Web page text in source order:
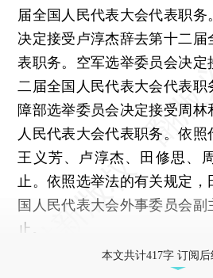
届全国人民代表大会代表职
决定接受卢淳杰辞去第十二
表职务。空军选举委员会决定
二届全国人民代表大会代表职
障部选举委员会决定接受周林
人民代表大会代表职务。依照
王义芳、卢淳杰、田修思、
止。依照选举法的有关规定
国人民代表大会外事委员会
止。
本文共计417字 订阅